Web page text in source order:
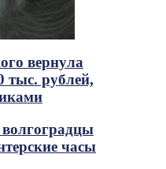
вернула
тыс. рублей,
волгоградцы
часы